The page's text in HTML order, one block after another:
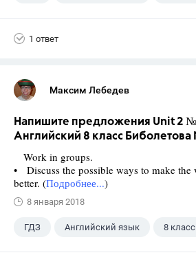
1 ответ
Максим Лебедев
Напишите предложения Unit 2
Английский 8 класс Биболетова
Work in groups.
• Discuss the possible ways to make the
better. (Подробнее...)
8 января 2018
ГДЗ Английский язык 8 класс